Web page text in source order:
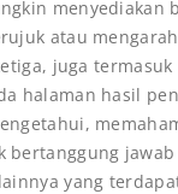
menyediakan
atau
juga
halaman hasil
bertanggung
yang